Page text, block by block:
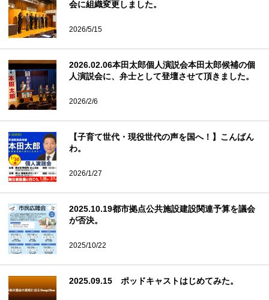
会に組織変更しました。
2026/5/15
2026.02.06本田太郎個人演説会本田太郎候補の個
人演説会に、弁士として登壇させて頂きました。
2026/2/6
【子育て世代・現役世代の声を国へ！】こんばん
わ。
2026/1/27
2025.10.19都市拠点公共施設建設関連予算を議会
が否決。
2025/10/22
2025.09.15 ポッドキャストはじめてみた。